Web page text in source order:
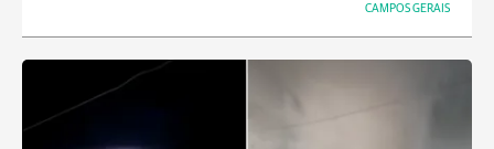
CAMPOS GERAIS